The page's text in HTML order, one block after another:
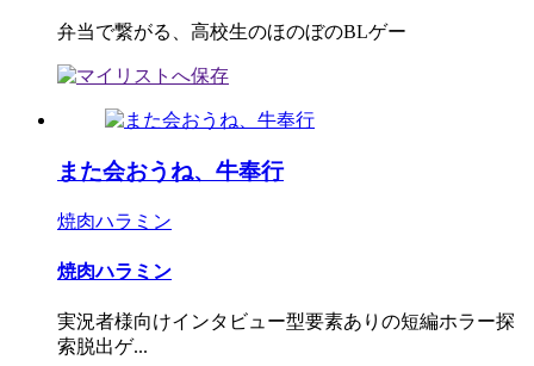
弁当で繋がる、高校生のほのぼのBLゲー
また会おうね、牛奉行
焼肉ハラミン
焼肉ハラミン
実況者様向けインタビュー型要素ありの短編ホラー探
索脱出ゲ...